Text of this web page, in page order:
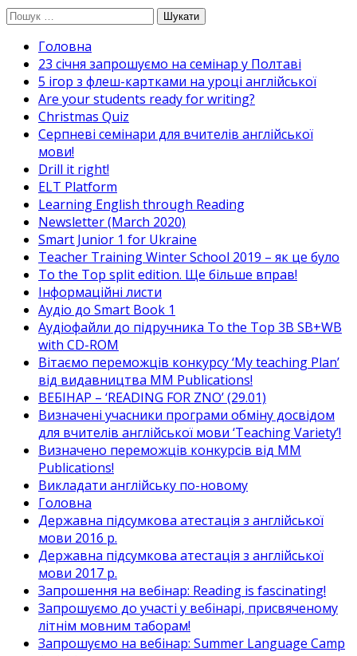
Перейти
вмісту
Пошук:
Головна
23 січня запрошуємо на семінар у Полтаві
5 ігор з флеш-картками на уроці англійської
Are your students ready for writing?
Christmas Quiz
Cерпневі семінари для вчителів англійської
мови!
Drill it right!
ELT Platform
Learning English through Reading
Newsletter (March 2020)
Smart Junior 1 for Ukraine
Teacher Training Winter School 2019 – як це було
To the Top split edition. Ще більше вправ!
Інформаційні листи
Аудіо до Smart Book 1
Аудіофайли до підручника To the Top 3B SB+WB
with CD-ROM
Вітаємо переможців конкурсу ‘My teaching Plan’
від видавництва MM Publications!
ВЕБІНАР – ‘READING FOR ZNO’ (29.01)
Визначені учасники програми обміну досвідом
для вчителів англійської мови ‘Teaching Variety’!
Визначено переможців конкурсів від MM
Publications!
Викладати англійську по-новому
Головна
Державна підсумкова атестація з англійської
мови 2016 р.
Державна підсумкова атестація з англійської
мови 2017 р.
Запрошення на вебінар: Reading is fascinating!
Запрошуємо до участі у вебінарі, присвяченому
літнім мовним таборам!
Запрошуємо на вебінар: Summer Language Camp